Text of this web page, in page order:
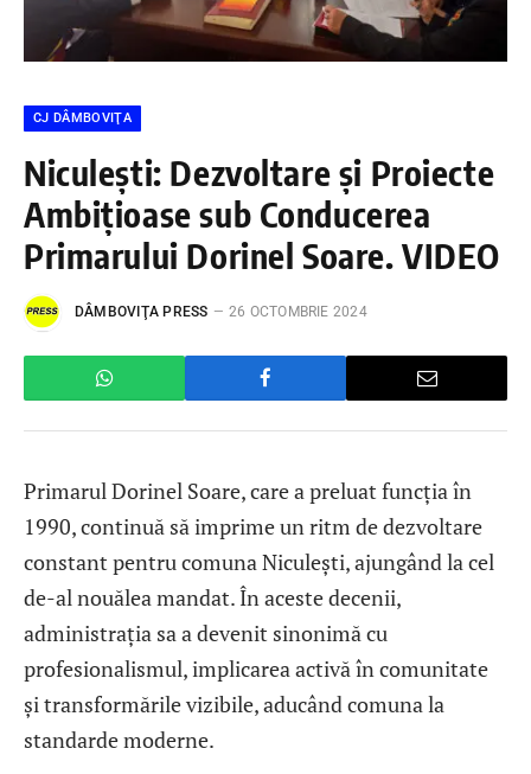
CJ DÂMBOVIŢA
Niculești: Dezvoltare și Proiecte
Ambițioase sub Conducerea
Primarului Dorinel Soare. VIDEO
DÂMBOVIŢA PRESS 26 OCTOMBRIE 2024
Primarul Dorinel Soare, care a preluat funcția în
1990, continuă să imprime un ritm de dezvoltare
constant pentru comuna Niculești, ajungând la cel
de-al nouălea mandat. În aceste decenii,
administrația sa a devenit sinonimă cu
profesionalismul, implicarea activă în comunitate
și transformările vizibile, aducând comuna la
standarde moderne.